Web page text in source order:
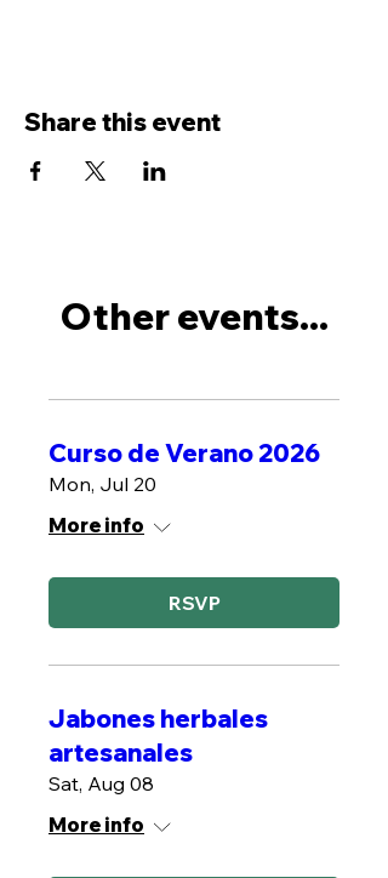
Share this event
Other events...
Curso de Verano 2026
Mon, Jul 20
More info
RSVP
Jabones herbales
artesanales
Sat, Aug 08
More info